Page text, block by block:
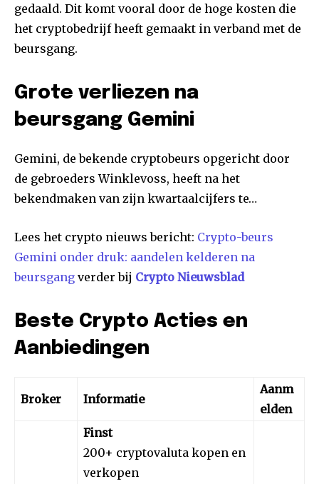
gedaald. Dit komt vooral door de hoge kosten die
het cryptobedrijf heeft gemaakt in verband met de
beursgang.
Grote verliezen na
beursgang Gemini
Gemini, de bekende cryptobeurs opgericht door
de gebroeders Winklevoss, heeft na het
bekendmaken van zijn kwartaalcijfers te…
Lees het crypto nieuws bericht: Crypto-beurs
Gemini onder druk: aandelen kelderen na
beursgang verder bij Crypto Nieuwsblad
Beste Crypto Acties en
Aanbiedingen
Broker Informatie
Aanm
elden
Finst
200+ cryptovaluta kopen en
verkopen